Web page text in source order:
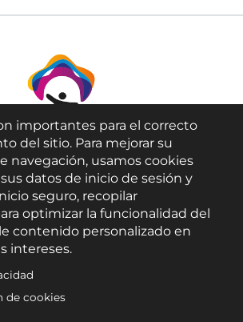
Aviso Legal
Política de Privacidad
Accesibilidad
importantes para el correcto
del sitio. Para mejorar su
navegación, usamos cookies
datos de inicio de sesión y
seguro, recopilar
optimizar la funcionalidad del
contenido personalizado en
intereses.
de cookies